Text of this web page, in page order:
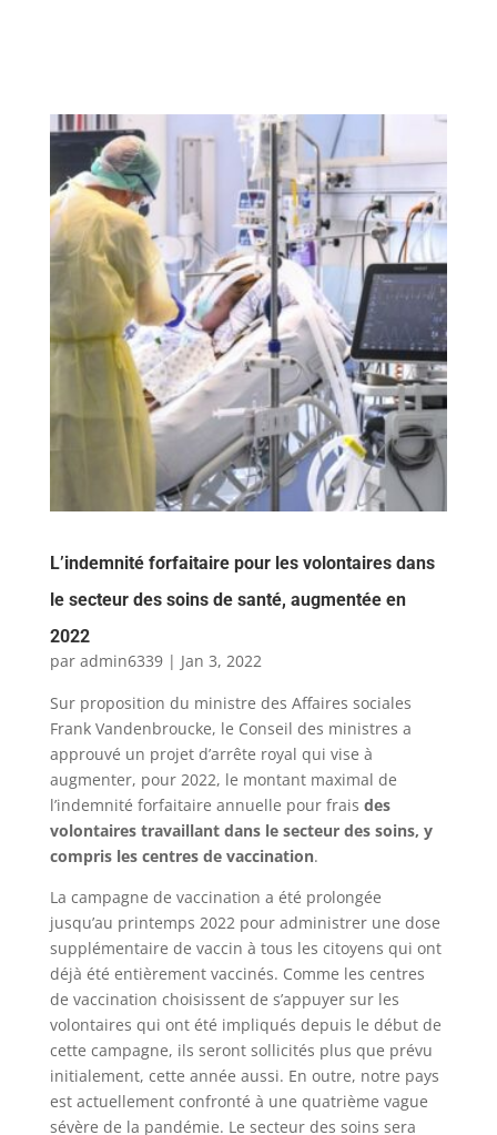
L’indemnité forfaitaire pour les volontaires dans
le secteur des soins de santé, augmentée en
2022
par admin6339| Jan 3, 2022
Sur proposition du ministre des Affaires sociales
Frank Vandenbroucke, le Conseil des ministres a
approuvé un projet d’arrête royal qui vise à
augmenter, pour 2022, le montant maximal de
l’indemnité forfaitaire annuelle pour frais des
volontaires travaillant dans le secteur des soins, y
compris les centres de vaccination.
La campagne de vaccination a été prolongée
jusqu’au printemps 2022 pour administrer une dose
supplémentaire de vaccin à tous les citoyens qui ont
déjà été entièrement vaccinés. Comme les centres
de vaccination choisissent de s’appuyer sur les
volontaires qui ont été impliqués depuis le début de
cette campagne, ils seront sollicités plus que prévu
initialement, cette année aussi. En outre, notre pays
est actuellement confronté à une quatrième vague
sévère de la pandémie. Le secteur des soins sera